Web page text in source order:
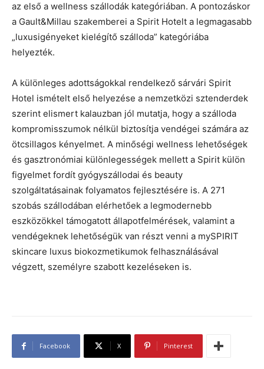
az első a wellness szállodák kategóriában. A pontozáskor
a Gault&Millau szakemberei a Spirit Hotelt a legmagasabb
„luxusigényeket kielégítő szálloda” kategóriába
helyezték.
A különleges adottságokkal rendelkező sárvári Spirit
Hotel ismételt első helyezése a nemzetközi sztenderdek
szerint elismert kalauzban jól mutatja, hogy a szálloda
kompromisszumok nélkül biztosítja vendégei számára az
ötcsillagos kényelmet. A minőségi wellness lehetőségek
és gasztronómiai különlegességek mellett a Spirit külön
figyelmet fordít gyógyszállodai és beauty
szolgáltatásainak folyamatos fejlesztésére is. A 271
szobás szállodában elérhetőek a legmodernebb
eszközökkel támogatott állapotfelmérések, valamint a
vendégeknek lehetőségük van részt venni a mySPIRIT
skincare luxus biokozmetikumok felhasználásával
végzett, személyre szabott kezeléseken is.
Facebook X Pinterest